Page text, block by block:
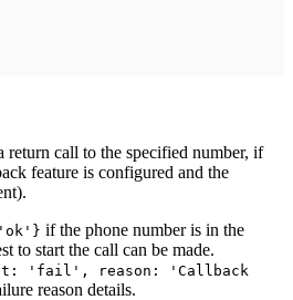
return call to the specified number, if
feature is configured and the
if the phone number is in the
to start the call can be made.
'fail', reason: 'Callback
reason details.